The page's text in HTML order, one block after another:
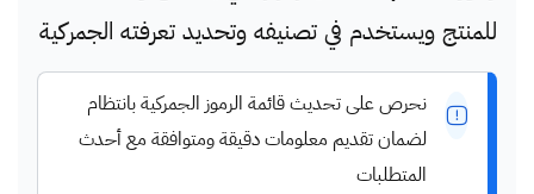
للمنتج ويستخدم في تصنيفه وتحديد تعرفته الجمركية
نحرص على تحديث قائمة الرموز الجمركية بانتظام
لضمان تقديم معلومات دقيقة ومتوافقة مع أحدث
المتطلبات